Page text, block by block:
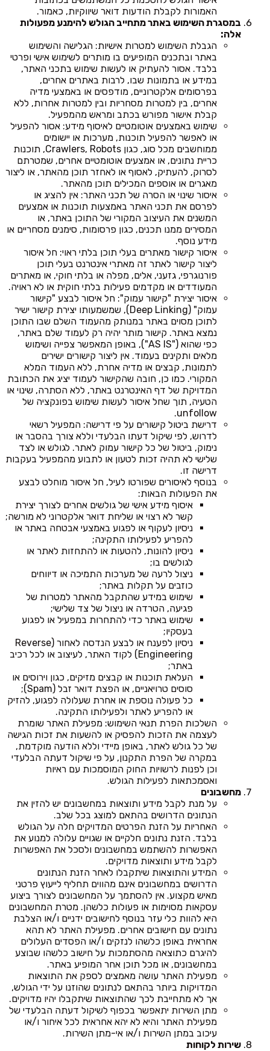
האמורות לקבלת הודעות דואר שיווקיות, כאמור.
במסגרת השימוש באתר מתחייב הגולש להימנע מפעולות
אלה:
הגבלת השימוש למטרות אישיות: הגלישה והשימוש
באתר ובתכנים המופיעים בו מותרים לשימוש אישי ופרטי
בלבד. אסור להעתיק או לעשות שימוש בתכני האתר,
במידע או בתמונות שבו, לרבות באתרים אחרים,
בפרסומים אלקטרוניים, מודפסים או באמצעי מדיה
אחרים, בין למטרות מסחריות ובין למטרות אחרות, ללא
קבלת אישור מפורש בכתב ומראש מהמפעיל.
שימוש באמצעים אוטומטיים לאיסוף מידע: אסור להפעיל
או לאפשר להפעיל תוכנות, מערכות או יישומים
ממוחשבים מכל סוג, כגון Crawlers, Robots, תוכנות
כריית נתונים, או אמצעים אוטומטיים אחרים, שמטרתם
לסרוק, להעתיק, לאסוף או לאחזר תוכן מהאתר, או ליצור
מאגרים או אוספים המכילים תוכן מהאתר.
איסור שינוי או הסרה של תכני האתר: אין להציג או
לפרסם את תכני האתר באמצעות תוכנות או אמצעים
המשנים את העיצוב המקורי של התוכן באתר, או
המסירים ממנו תכנים, כגון פרסומות, סימנים מסחריים או
מידע נוסף.
איסור קישור מאתרים בעלי תוכן בלתי ראוי: חל איסור
ליצור קישור לאתר זה מאתרי אינטרנט בעלי תוכן
פורנוגרפי, גזעני, אלים, מפלה או בלתי חוקי, או מאתרים
המעודדים או מקדמים פעילות בלתי חוקית או לא ראויה.
איסור יצירת "קישור עמוק": חל איסור לבצע "קישור
עמוק" (Deep Linking), שמשמעותו יצירת קישור ישיר
לתוכן מסוים באתר במנותק מהעמוד השלם שבו התוכן
נמצא באתר. קישור מותר יהיה רק לעמוד שלם באתר,
כפי שהוא ("AS IS"), באופן המאפשר צפייה ושימוש
מלאים ותקינים בעמוד. אין ליצור קישורים ישירים
לתמונות, קבצים או מדיה אחרת, ללא העמוד המלא
המקורי. כמו כן, חובה שהקישור לעמוד יציג את הכתובת
המדויקת של דף האינטרנט באתר, ללא הסתרה, שינוי או
הטעיה, תוך שחל איסור לעשות שימוש בפונקציה של
unfollow.
דרישת ביטול קישורים על פי דרישה: המפעיל רשאי
לדרוש, לפי שיקול דעתו הבלעדי וללא צורך בהסבר או
נימוק, ביטול של כל קישור עמוק לאתר. לגולש או לצד
שלישי לא תהיה זכות לטעון או לתבוע מהמפעיל בעקבות
דרישה זו.
בנוסף לאיסורים שפורטו לעיל, חל איסור מוחלט לבצע
את הפעולות הבאות:
איסוף מידע אישי של גולשים אחרים לצורך יצירת
קשר לא רצוי או שליחת דואר אלקטרוני לא מורשה;
ניסיון לעקוף או לפגוע באמצעי אבטחה באתר או
להפריע לפעילותו התקינה;
ניסיון להונות, להטעות או להתחזות לאתר או
לגולשים בו;
ניצול לרעה של מערכות התמיכה או דיווחים
כוזבים על תקלות באתר;
שימוש במידע שהתקבל מהאתר למטרות של
פגיעה, הטרדה או ניצול של צד שלישי;
שימוש באתר כדי להתחרות במפעיל או לפגוע
בעסקיו;
ניסיון לפענח או לבצע הנדסה לאחור (Reverse
Engineering) לקוד האתר, לעיצוב או לכל רכיב
באתר;
העלאת תוכנות או קבצים מזיקים, כגון וירוסים או
סוסים טרויאניים, או הפצת דואר זבל (Spam);
כל פעולה נוספת או אחרת שעלולה לפגוע, להזיק
או להפריע לאתר ולפעילותו התקינה.
השלכות הפרת תנאי השימוש: מפעילת האתר שומרת
לעצמה את הזכות להפסיק או להשעות את זכות הגישה
של כל גולש לאתר, באופן מיידי וללא הודעה מוקדמת,
במקרה של הפרת התקנון, על פי שיקול דעתה הבלעדי
וכן לפנות לרשויות החוק המוסמכות עם ראיות
ואסמכתאות לפעילות הגולש.
מחשבונים
על מנת לקבל מידע ותוצאות במחשבונים יש להזין את
הנתונים הדרושים בהתאם למוצג בכל שלב.
האחריות על הזנת הפרטים המדויקים חלה על הגולש
בלבד. הזנת נתונים חלקיים או שגויים עלולה למנוע את
האפשרות להשתמש במחשבונים ולסכל את האפשרות
לקבל מידע ותוצאות מדויקים.
המידע והתוצאות שיתקבלו לאחר הזנת הנתונים
הדרושים במחשבונים אינם מהווים תחליף לייעוץ פרטני
מאיש מקצוע. אין להסתמך על המחשבונים לצורך ביצוע
עסקאות מסוימות או פעולות כלשהן. מטרת המחשבונים
היא להוות כלי עזר בנוסף לחישובים ידניים ו/או הצלבת
נתונים עם חישובים אחרים. מפעילת האתר לא תהא
אחראית באופן כלשהו לנזקים ו/או הפסדים העלולים
להיגרם כתוצאה מהסתמכות על חישוב כלשהו שבוצע
במחשבונים, או מכל תוכן אחר המופיע באתר.
מפעילת האתר עושה מאמצים לספק את התוצאות
המדויקות ביותר בהתאם לנתונים שהוזנו על ידי הגולש,
אך לא מתחייבת לכך שהתוצאות שיתקבלו יהיו מדויקים.
מתן השירות יתאפשר בכפוף לשיקול דעתה הבלעדי של
מפעילת האתר והיא לא יהא אחראית לכל איחור ו/או
עיכוב במתן השירות ו/או אי-מתן השירות.
שירות לקוחות